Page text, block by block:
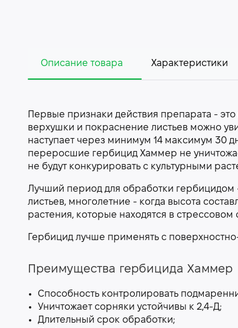
Описание товара Характеристики
Первые признаки действия препарата -
верхушки и покраснение листьев можно
наступает через минимум 14 максимум 30
переросшие гербицид Хаммер не
не будут конкурировать с культурными
Лучший период для обработки гербицидом
листьев, многолетние - когда высота
растения, которые находятся в стрессовом
Гербицид лучше применять с
Преимущества гербицида Хаммер
Способность контролировать
Уничтожает сорняки устойчивы к 2,4-Д;
Длительный срок обработки;